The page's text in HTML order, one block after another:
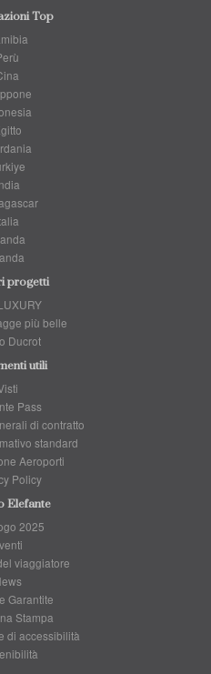
Top
progetti
più belle
Ducrot
utili
Pass
di contratto
standard
Aeroporti
Policy
Elefante
2025
viaggiatore
Garantite
Stampa
di accessibilità